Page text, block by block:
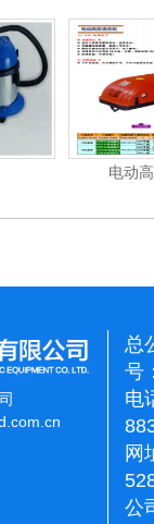
总
号
电
网
公